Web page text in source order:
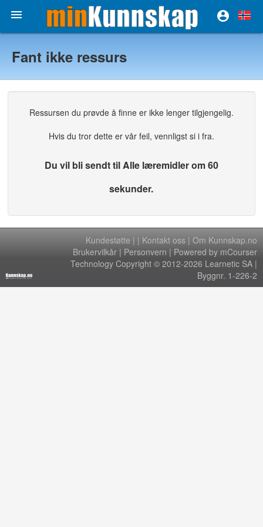


Fant ikke ressurs
Ressursen du prøvde å finne er ikke lenger tilgjengelig.
Hvis du tror dette er vår feil, vennligst si i fra.
Du vil bli sendt til Alle læremidler om 60
sekunder.
Kundestøtte | | Kontakt oss | Om Kunnskap.no
Brukervilkår | Personvern | Powered by mCourser
Technology Copyright © 2012-2026 Learnetic SA |
Byggnr. 1-226-2